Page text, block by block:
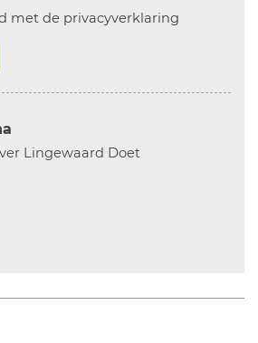
met de privacyverklaring
Lingewaard Doet